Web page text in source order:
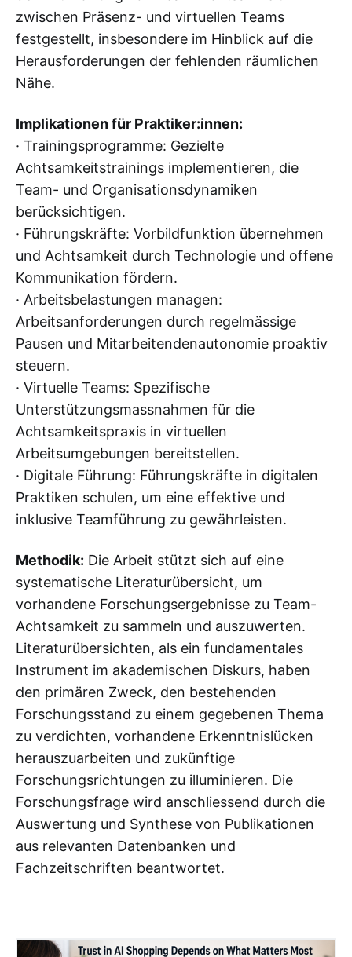
zwischen Präsenz- und virtuellen Teams
festgestellt, insbesondere im Hinblick auf die
Herausforderungen der fehlenden räumlichen
Nähe.
Implikationen für Praktiker:innen:
· Trainingsprogramme: Gezielte
Achtsamkeitstrainings implementieren, die
Team- und Organisationsdynamiken
berücksichtigen.
· Führungskräfte: Vorbildfunktion übernehmen
und Achtsamkeit durch Technologie und offene
Kommunikation fördern.
· Arbeitsbelastungen managen:
Arbeitsanforderungen durch regelmässige
Pausen und Mitarbeitendenautonomie proaktiv
steuern.
· Virtuelle Teams: Spezifische
Unterstützungsmassnahmen für die
Achtsamkeitspraxis in virtuellen
Arbeitsumgebungen bereitstellen.
· Digitale Führung: Führungskräfte in digitalen
Praktiken schulen, um eine effektive und
inklusive Teamführung zu gewährleisten.
Methodik: Die Arbeit stützt sich auf eine
systematische Literaturübersicht, um
vorhandene Forschungsergebnisse zu Team-
Achtsamkeit zu sammeln und auszuwerten.
Literaturübersichten, als ein fundamentales
Instrument im akademischen Diskurs, haben
den primären Zweck, den bestehenden
Forschungsstand zu einem gegebenen Thema
zu verdichten, vorhandene Erkenntnislücken
herauszuarbeiten und zukünftige
Forschungsrichtungen zu illuminieren. Die
Forschungsfrage wird anschliessend durch die
Auswertung und Synthese von Publikationen
aus relevanten Datenbanken und
Fachzeitschriften beantwortet.